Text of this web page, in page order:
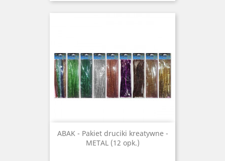
ABAK - Pakiet druciki kreatywne -
METAL (12 opk.)